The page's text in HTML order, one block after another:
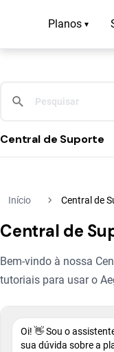
Planos ▾
Central de Suporte
Início navigate_next Central de
Central de
Bem-vindo à nossa
tutoriais para usar o
Oi! 👋 Sou o
sua dúvida sobre a